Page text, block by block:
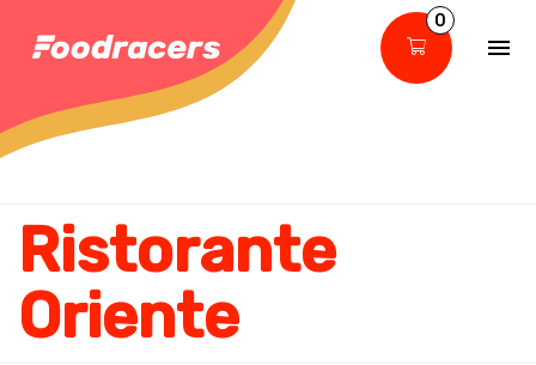
0
Ristorante
Oriente